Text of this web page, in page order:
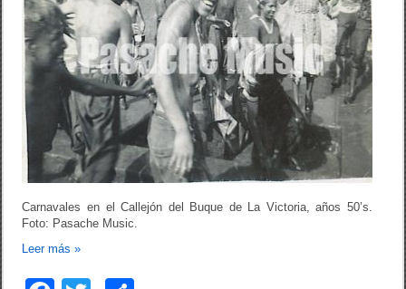
Carnavales en el Callejón del Buque de La Victoria, años 50’s.
Foto: Pasache Music.
Leer más»